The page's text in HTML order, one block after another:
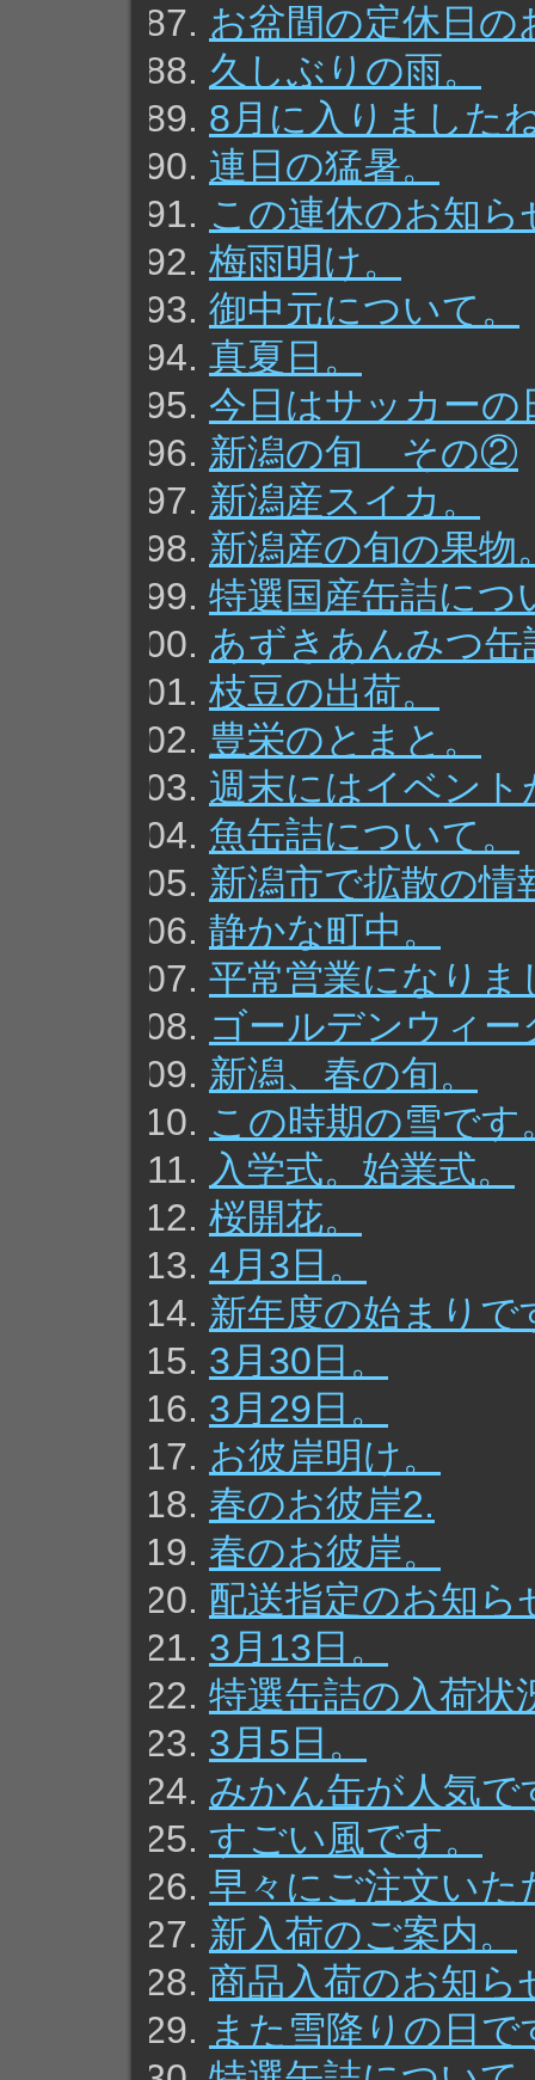
お盆間の定休日
久しぶりの雨。
8月に入りました
連日の猛暑。
この連休のお知ら
梅雨明け。
御中元について。
真夏日。
今日はサッカーの
新潟の旬 その②
新潟産スイカ。
新潟産の旬の果物
特選国産缶詰につ
あずきあんみつ
枝豆の出荷。
豊栄のとまと。
週末にはイベン
魚缶詰について。
新潟市で拡散の
静かな町中。
平常営業になりま
ゴールデンウィ
新潟、春の旬。
この時期の雪です
入学式。始業式。
桜開花。
4月3日。
新年度の始まりで
3月30日。
3月29日。
お彼岸明け。
春のお彼岸2.
春のお彼岸。
配送指定のお知ら
3月13日。
特選缶詰の入荷状
3月5日。
みかん缶が人気で
すごい風です。
早々にご注文いた
新入荷のご案内。
商品入荷のお知ら
また雪降りの日で